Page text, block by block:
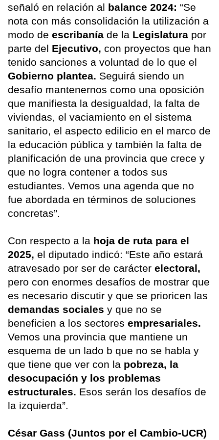
señaló en relación al balance 2024: “Se
nota con más consolidación la utilización a
modo de escribanía de la Legislatura por
parte del Ejecutivo, con proyectos que han
tenido sanciones a voluntad de lo que el
Gobierno plantea. Seguirá siendo un
desafío mantenernos como una oposición
que manifiesta la desigualdad, la falta de
viviendas, el vaciamiento en el sistema
sanitario, el aspecto edilicio en el marco de
la educación pública y también la falta de
planificación de una provincia que crece y
que no logra contener a todos sus
estudiantes. Vemos una agenda que no
fue abordada en términos de soluciones
concretas”.
Con respecto a la hoja de ruta para el
2025, el diputado indicó: “Este año estará
atravesado por ser de carácter electoral,
pero con enormes desafíos de mostrar que
es necesario discutir y que se prioricen las
demandas sociales y que no se
beneficien a los sectores empresariales.
Vemos una provincia que mantiene un
esquema de un lado b que no se habla y
que tiene que ver con la pobreza, la
desocupación y los problemas
estructurales. Esos serán los desafíos de
la izquierda”.
César Gass (Juntos por el Cambio-UCR)